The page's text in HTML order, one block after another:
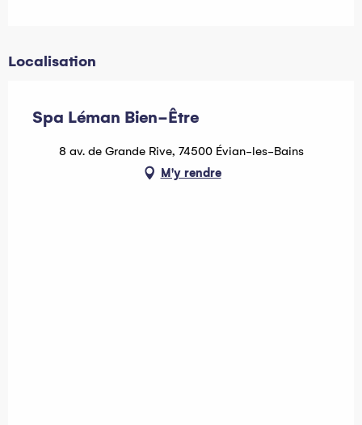
Localisation
Spa Léman Bien-Être
8 av. de Grande Rive, 74500 Évian-les-Bains
M'y rendre